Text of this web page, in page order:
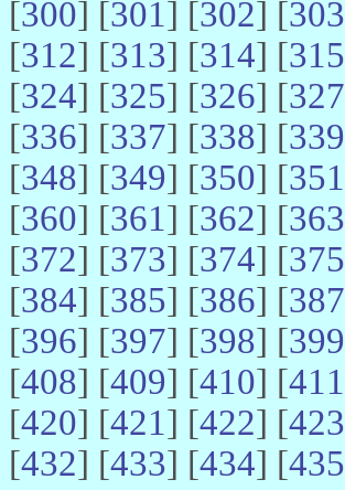
[300] [301] [302] [303
[312] [313] [314] [315
[324] [325] [326] [327
[336] [337] [338] [339
[348] [349] [350] [351
[360] [361] [362] [363
[372] [373] [374] [375
[384] [385] [386] [387
[396] [397] [398] [399
[408] [409] [410] [411
[420] [421] [422] [423
[432] [433] [434] [435